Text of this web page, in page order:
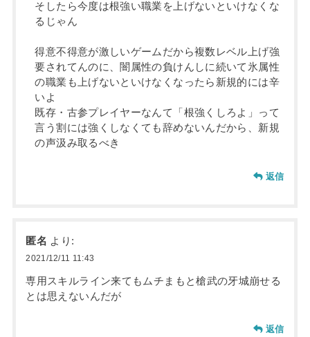
そしたら今度は根強い職業を上げないといけなくな
るじゃん
得意不得意が激しいゲームだから複数レベル上げ強
要されてんのに、闇属性の負けんしに続いて氷属性
の職業も上げないといけなくなったら新規的には辛
いよ
既存・古参プレイヤーなんて「根強くしろよ」って
言う割には強くしなくても辞めないんだから、新規
の声汲み取るべき
返信
匿名 より:
2021/12/11 11:43
専用スキルライン来てもムチまもと槍武の牙城崩せる
とは思えないんだが
返信